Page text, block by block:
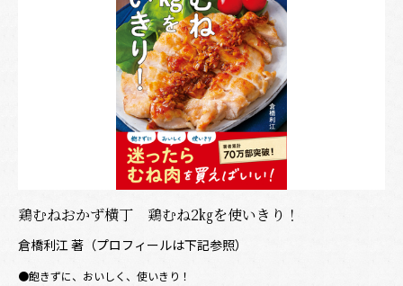
鶏むねおかず横丁 鶏むね2㎏を使いきり！
倉橋利江 著（プロフィールは下記参照）
●飽きずに、おいしく、使いきり！